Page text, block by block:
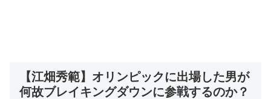
【江畑秀範】オリンピックに出場した男が
何故ブレイキングダウンに参戦するのか？